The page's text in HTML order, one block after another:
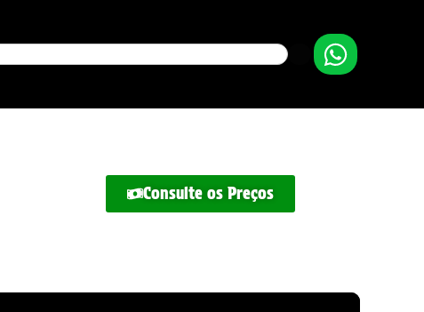
Consulte os Preços